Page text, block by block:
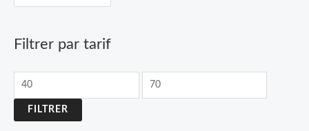
Filtrer par tarif
FILTRER
i
:
4